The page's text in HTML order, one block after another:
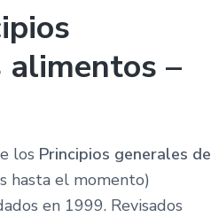
alimentos –
los Principios generales de
hasta el momento)
en 1999. Revisados